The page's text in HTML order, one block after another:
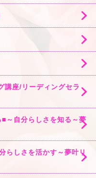
講座/リーディングセラ
～自分らしさを知る～夢
らしさを活かす～夢叶リ